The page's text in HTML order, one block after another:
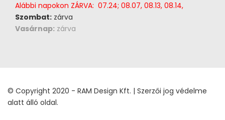
Alábbi napokon ZÁRVA: 07.24; 08.07, 08.13, 08.14,
Szombat: zárva
Vasárnap: zárva
© Copyright 2020 - RAM Design Kft. | Szerzői jog védelme
alatt álló oldal.